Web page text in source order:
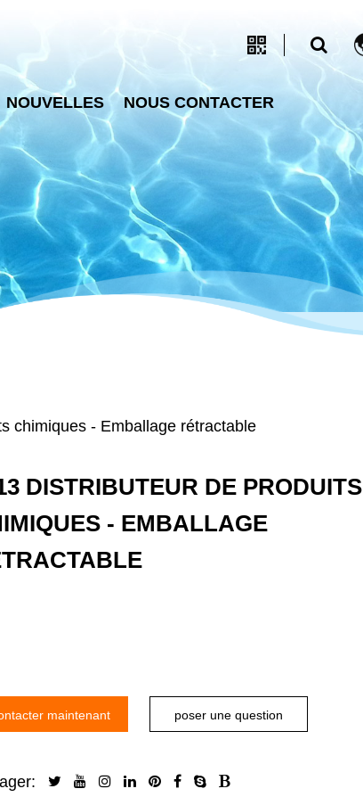
NOUVELLES NOUS CONTACTER
chimiques - Emballage rétractable
DISTRIBUTEUR DE PRODUITS
- EMBALLAGE
maintenant poser une question